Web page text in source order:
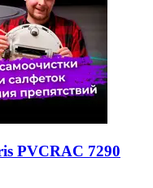
PVCRAC 7290